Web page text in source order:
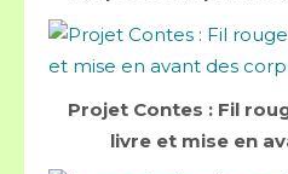
Projet Contes : Fil
livre et mise en